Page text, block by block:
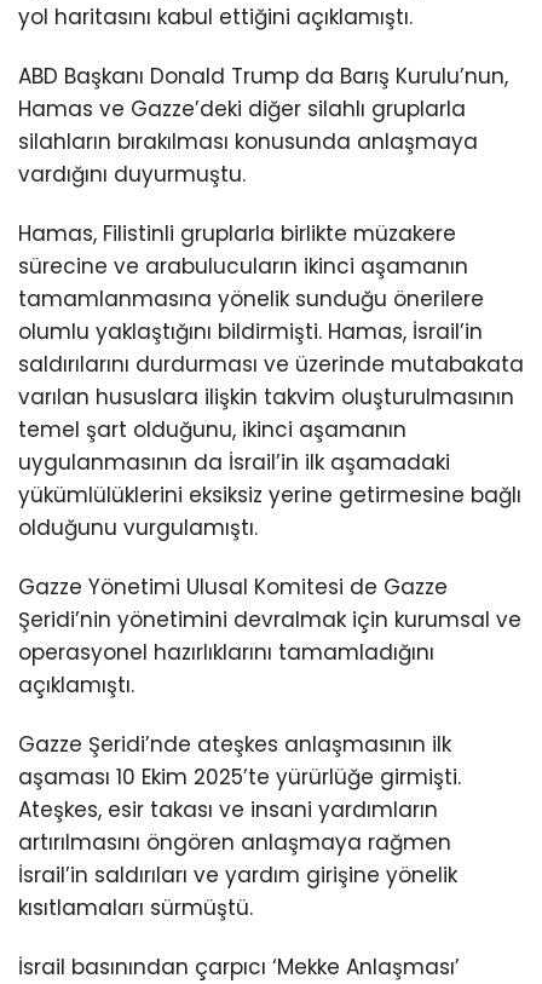
yol haritasını kabul ettiğini açıklamıştı.
ABD Başkanı Donald Trump da Barış Kurulu’nun,
Hamas ve Gazze’deki diğer silahlı gruplarla
silahların bırakılması konusunda anlaşmaya
vardığını duyurmuştu.
Hamas, Filistinli gruplarla birlikte müzakere
sürecine ve arabulucuların ikinci aşamanın
tamamlanmasına yönelik sunduğu önerilere
olumlu yaklaştığını bildirmişti. Hamas, İsrail’in
saldırılarını durdurması ve üzerinde mutabakata
varılan hususlara ilişkin takvim oluşturulmasının
temel şart olduğunu, ikinci aşamanın
uygulanmasının da İsrail’in ilk aşamadaki
yükümlülüklerini eksiksiz yerine getirmesine bağlı
olduğunu vurgulamıştı.
Gazze Yönetimi Ulusal Komitesi de Gazze
Şeridi’nin yönetimini devralmak için kurumsal ve
operasyonel hazırlıklarını tamamladığını
açıklamıştı.
Gazze Şeridi’nde ateşkes anlaşmasının ilk
aşaması 10 Ekim 2025’te yürürlüğe girmişti.
Ateşkes, esir takası ve insani yardımların
artırılmasını öngören anlaşmaya rağmen
İsrail’in saldırıları ve yardım girişine yönelik
kısıtlamaları sürmüştü.
İsrail basınından çarpıcı ‘Mekke Anlaşması’